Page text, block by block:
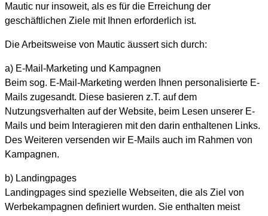
Mautic nur insoweit, als es für die Erreichung der
geschäftlichen Ziele mit Ihnen erforderlich ist.
Die Arbeitsweise von Mautic äussert sich durch:
a) E-Mail-Marketing und Kampagnen
Beim sog. E-Mail-Marketing werden Ihnen personalisierte E-
Mails zugesandt. Diese basieren z.T. auf dem
Nutzungsverhalten auf der Website, beim Lesen unserer E-
Mails und beim Interagieren mit den darin enthaltenen Links.
Des Weiteren versenden wir E-Mails auch im Rahmen von
Kampagnen.
b) Landingpages
Landingpages sind spezielle Webseiten, die als Ziel von
Werbekampagnen definiert wurden. Sie enthalten meist